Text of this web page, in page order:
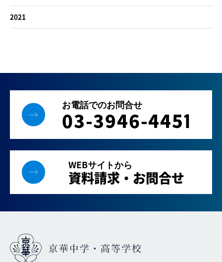
2021
お電話でのお問合せ
03-3946-4451
WEBサイトから
資料請求・お問合せ